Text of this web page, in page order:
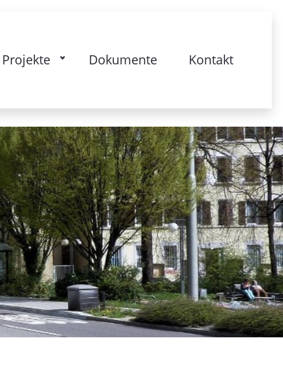
Projekte Dokumente Kontakt